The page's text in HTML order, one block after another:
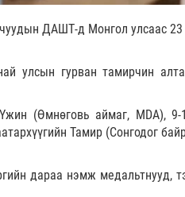
ДАШТ-д Монгол улсаас
улсын гурван тамирчин
(Өмнөговь аймаг, MDA), 9-
Тамир (Сонгодог
дараа нэмж медальтнууд,